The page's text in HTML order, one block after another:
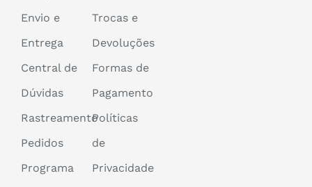
Envio e
Entrega
Central de
Dúvidas
Rastreamento
Pedidos
Programa
Trocas e
Devoluções
Formas de
Pagamento
Políticas
de
Privacidade